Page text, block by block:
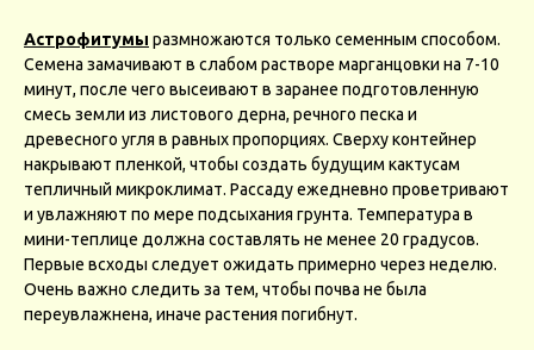
Астрофитумы размножаются только семенным способом.
Семена замачивают в слабом растворе марганцовки на 7-10
минут, после чего высеивают в заранее подготовленную
смесь земли из листового дерна, речного песка и
древесного угля в равных пропорциях. Сверху контейнер
накрывают пленкой, чтобы создать будущим кактусам
тепличный микроклимат. Рассаду ежедневно проветривают
и увлажняют по мере подсыхания грунта. Температура в
мини-теплице должна составлять не менее 20 градусов.
Первые всходы следует ожидать примерно через неделю.
Очень важно следить за тем, чтобы почва не была
переувлажнена, иначе растения погибнут.